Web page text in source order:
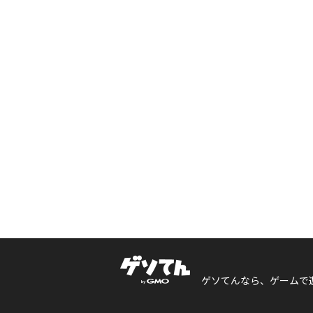
ゲソてんなら、ゲームで